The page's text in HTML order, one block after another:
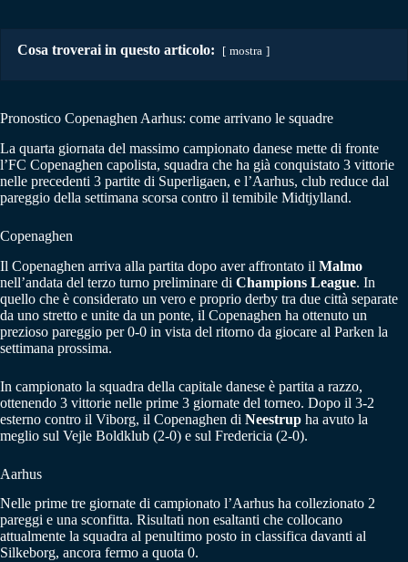
Cosa troverai in questo articolo: mostra
Pronostico Copenaghen Aarhus: come arrivano le squadre
La quarta giornata del massimo campionato danese mette di fronte
l’FC Copenaghen capolista, squadra che ha già conquistato 3 vittorie
nelle precedenti 3 partite di Superligaen, e l’Aarhus, club reduce dal
pareggio della settimana scorsa contro il temibile Midtjylland.
Copenaghen
Il Copenaghen arriva alla partita dopo aver affrontato il Malmo
nell’andata del terzo turno preliminare di Champions League. In
quello che è considerato un vero e proprio derby tra due città separate
da uno stretto e unite da un ponte, il Copenaghen ha ottenuto un
prezioso pareggio per 0-0 in vista del ritorno da giocare al Parken la
settimana prossima.
In campionato la squadra della capitale danese è partita a razzo,
ottenendo 3 vittorie nelle prime 3 giornate del torneo. Dopo il 3-2
esterno contro il Viborg, il Copenaghen di Neestrup ha avuto la
meglio sul Vejle Boldklub (2-0) e sul Fredericia (2-0).
Aarhus
Nelle prime tre giornate di campionato l’Aarhus ha collezionato 2
pareggi e una sconfitta. Risultati non esaltanti che collocano
attualmente la squadra al penultimo posto in classifica davanti al
Silkeborg, ancora fermo a quota 0.